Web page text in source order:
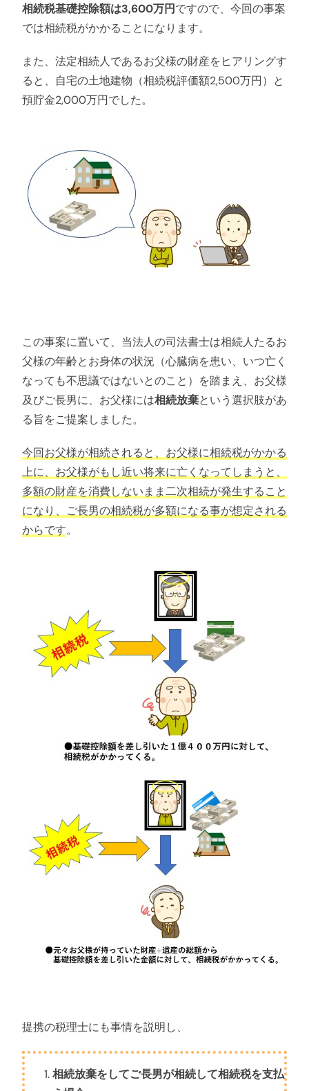
相続税基礎控除額は3,600万円ですので、今回の事案
では相続税がかかることになります。
また、法定相続人であるお父様の財産をヒアリングす
ると、自宅の土地建物（相続税評価額2,500万円）と
預貯金2,000万円でした。
この事案に置いて、当法人の司法書士は相続人たるお
父様の年齢とお身体の状況（心臓病を患い、いつ亡く
なっても不思議ではないとのこと）を踏まえ、お父様
及びご長男に、お父様には相続放棄という選択肢があ
る旨をご提案しました。
今回お父様が相続されると、お父様に相続税がかかる
上に、お父様がもし近い将来に亡くなってしまうと、
多額の財産を消費しないまま二次相続が発生すること
になり、ご長男の相続税が多額になる事が想定される
からです。
提携の税理士にも事情を説明し、
相続放棄をしてご長男が相続して相続税を支払